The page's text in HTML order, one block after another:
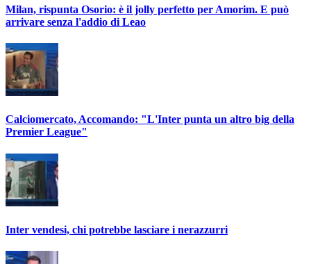
Milan, rispunta Osorio: è il jolly perfetto per Amorim. E può
arrivare senza l'addio di Leao
Calciomercato, Accomando: "L'Inter punta un altro big della
Premier League"
Inter vendesi, chi potrebbe lasciare i nerazzurri